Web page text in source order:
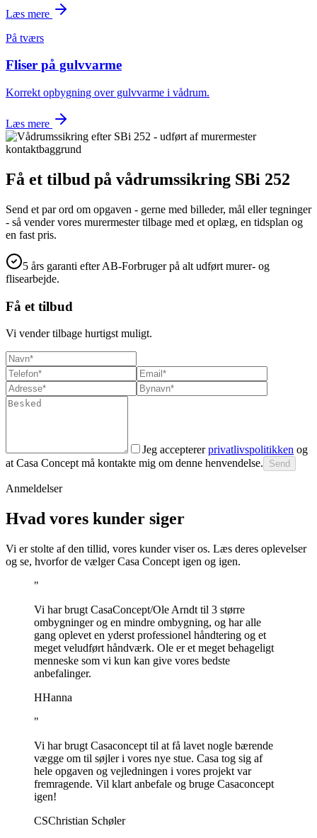
Læs mere
På tværs
Fliser på gulvvarme
Korrekt opbygning over gulvvarme i vådrum.
Læs mere
Få et tilbud på vådrumssikring SBi 252
Send et par ord om opgaven - gerne med billeder, mål eller tegninger
- så vender vores murermester tilbage med et oplæg, en tidsplan og
en fast pris.
5 års garanti efter AB-Forbruger på alt udført murer- og
flisearbejde.
Få et tilbud
Vi vender tilbage hurtigst muligt.
Jeg accepterer privatlivspolitikken og
at Casa Concept må kontakte mig om denne henvendelse.
Send
Anmeldelser
Hvad vores kunder siger
Vi er stolte af den tillid, vores kunder viser os. Læs deres oplevelser
og se, hvorfor de vælger Casa Concept igen og igen.
"
Vi har brugt CasaConcept/Ole Arndt til 3 større
ombygninger og en mindre ombygning, og har alle
gang oplevet en yderst professionel håndtering og et
meget veludført håndværk. Ole er et meget behageligt
menneske som vi kun kan give vores bedste
anbefalinger.
HHanna
"
Vi har brugt Casaconcept til at få lavet nogle bærende
vægge om til søjler i vores nye stue. Casa tog sig af
hele opgaven og vejledningen i vores projekt var
fremragende. Vil klart anbefale og bruge Casaconcept
igen!
CSChristian Schøler